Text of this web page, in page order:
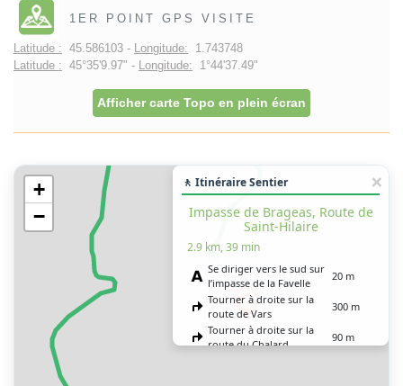
1ER POINT GPS VISITE
Latitude : 45.586103 - Longitude: 1.743748
Latitude : 45°35'9.97" - Longitude: 1°44'37.49"
Afficher carte Topo en plein écran
+
−
🚶 Itinéraire Sentier
Impasse de Brageas, Route de
Saint-Hilaire
2.9 km, 39 min
Se diriger vers le sud sur
l’impasse de la Favelle
20 m
Tourner à droite sur la
route de Vars
300 m
Tourner à droite sur la
route du Chalard
90 m